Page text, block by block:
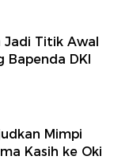
Jadi Titik Awal
Bapenda DKI
Mimpi
Kasih ke Oki